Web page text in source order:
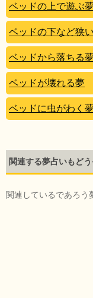
ベッドの上で遊ぶ
ベッドの下など狭
ベッドから落ちる
ベッドが壊れる夢
ベッドに虫がわく
関連する夢占いもど
関連しているであろう